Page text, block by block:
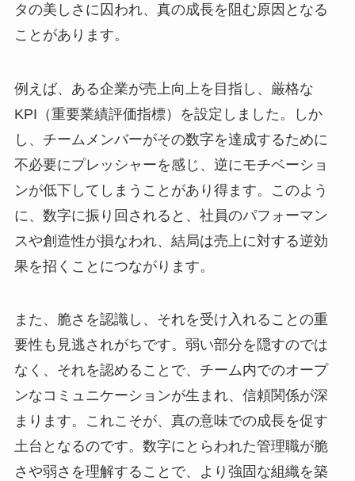
タの美しさに囚われ、真の成長を阻む原因となる
ことがあります。
例えば、ある企業が売上向上を目指し、厳格な
KPI（重要業績評価指標）を設定しました。しか
し、チームメンバーがその数字を達成するために
不必要にプレッシャーを感じ、逆にモチベーショ
ンが低下してしまうことがあり得ます。このよう
に、数字に振り回されると、社員のパフォーマン
スや創造性が損なわれ、結局は売上に対する逆効
果を招くことにつながります。
また、脆さを認識し、それを受け入れることの重
要性も見逃されがちです。弱い部分を隠すのでは
なく、それを認めることで、チーム内でのオープ
ンなコミュニケーションが生まれ、信頼関係が深
まります。これこそが、真の意味での成長を促す
土台となるのです。数字にとらわれた管理職が脆
さや弱さを理解することで、より強固な組織を築